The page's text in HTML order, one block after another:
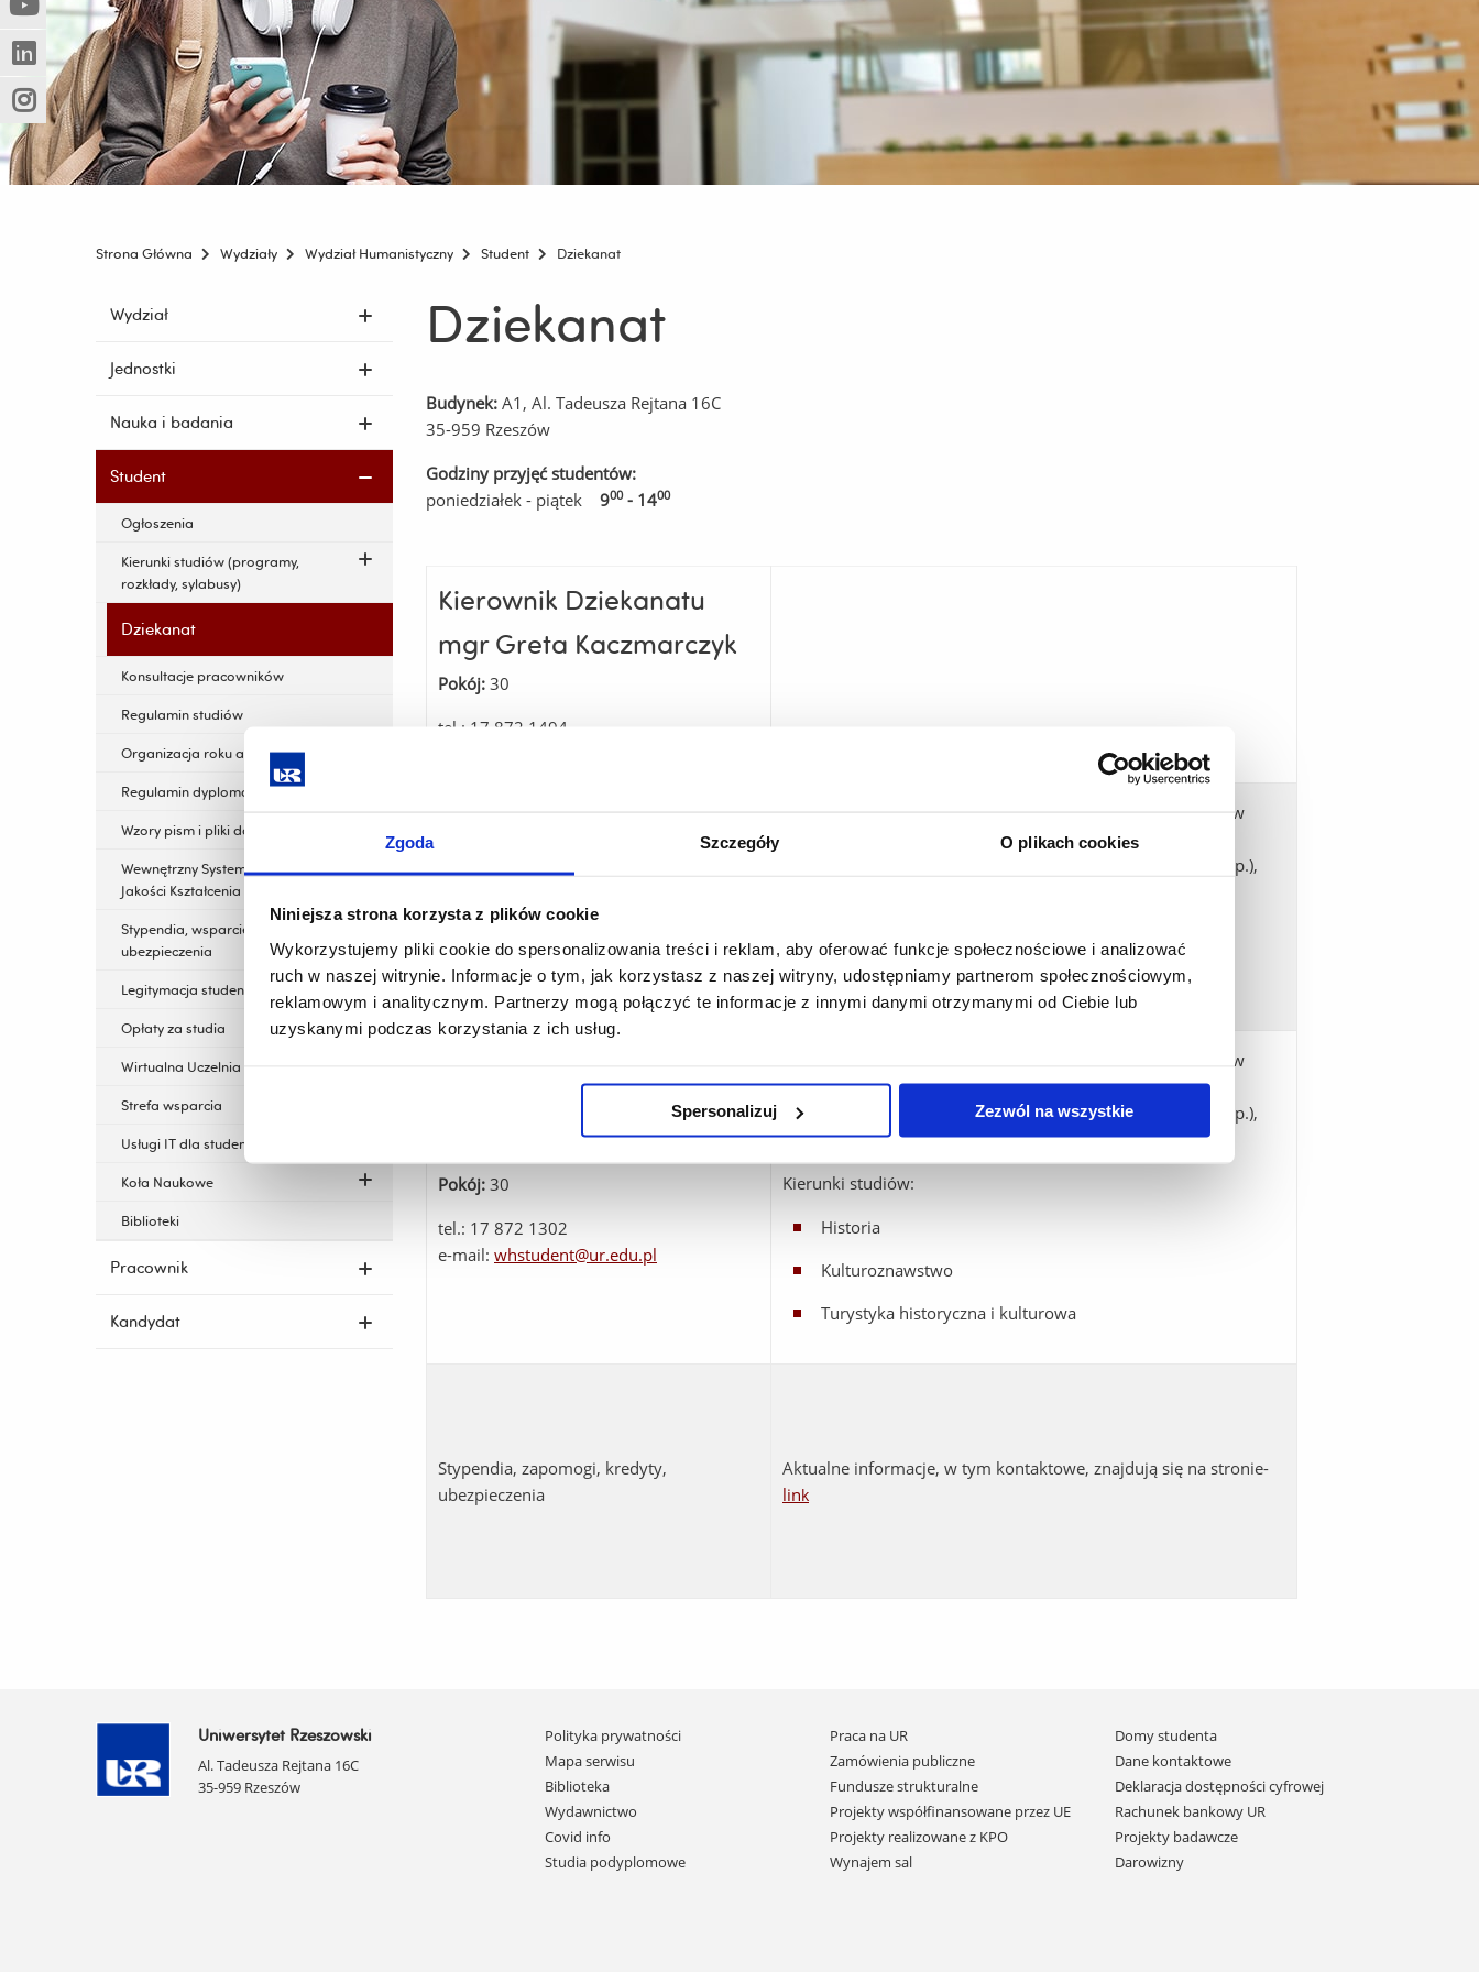
Zgoda Szczegóły O plikach cookies
Niniejsza strona korzysta z plików cookie
Wykorzystujemy pliki cookie do spersonalizowania treści i reklam, aby oferować funkcje społecznościowe i analizować
ruch w naszej witrynie. Informacje o tym, jak korzystasz z naszej witryny, udostępniamy partnerom społecznościowym,
reklamowym i analitycznym. Partnerzy mogą połączyć te informacje z innymi danymi otrzymanymi od Ciebie lub
uzyskanymi podczas korzystania z ich usług.
Spersonalizuj Zezwól na wszystkie
innej
strony)
(Nowe
okno)
(Link
do
innej
strony)
(Nowe
okno)
(Link
do
innej
strony)
(Nowe
okno)
(Link
do
innej
strony)
Strona Główna Wydziały Wydział Humanistyczny Student Dziekanat
Pomiń
i
przejdź
treści
Wydział
Jednostki
Nauka i badania
Student
Ogłoszenia
Kierunki studiów (programy,
rozkłady, sylabusy)
Dziekanat
Konsultacje pracowników
Regulamin studiów
Organizacja roku akademickiego
Regulamin dyplomowania
Wzory pism i pliki do pobrania
Wewnętrzny System Zapewnienia
Jakości Kształcenia
Stypendia, wsparcie finansowe,
ubezpieczenia
Legitymacja studencka
Opłaty za studia
Wirtualna Uczelnia
Strefa wsparcia
Usługi IT dla studentów
Koła Naukowe
Biblioteki
Pracownik
Kandydat
Dziekanat
Budynek: A1, Al. Tadeusza Rejtana 16C
35-959 Rzeszów
Godziny przyjęć studentów:
poniedziałek - piątek
900- 1400
Kierownik Dziekanatu
mgr Greta Kaczmarczyk
Pokój: 30
tel.: 17 872 1494
tel.: 17 872 1285
e-mail:
whstudent@ur.edu.pl
Sprawy związane z tokiem studiów (przyjmowanie wniosków
w sprawach dotyczących studiów, wydawanie zaświadczeń,
wydawanie i przedłużanie terminów ważności legitymacji, itp.),
Archeologia
Elżbieta Zakulec
Pokój: 30
tel.: 17 872 1302
e-mail: whstudent@ur.edu.pl
Sprawy związane z tokiem studiów (przyjmowanie wniosków
w sprawach dotyczących studiów, wydawanie zaświadczeń,
wydawanie i przedłużanie terminów ważności legitymacji, itp.),
praktyki studenckie
Kierunki studiów:
Historia
Kulturoznawstwo
Turystyka historyczna i kulturowa
Stypendia, zapomogi, kredyty,
ubezpieczenia
Aktualne informacje, w tym kontaktowe, znajdują się na stronie-
link
Uniwersytet Rzeszowski
Al. Tadeusza Rejtana 16C
35-959 Rzeszów
Pomiń
nawigację
i
przejdź
do
treści
Polityka prywatności
Mapa serwisu
Biblioteka
Wydawnictwo
Covid info
Studia podyplomowe
Praca na UR
Zamówienia publiczne
Fundusze strukturalne
Projekty współfinansowane przez UE
Projekty realizowane z KPO
Wynajem sal
Domy studenta
Dane kontaktowe
Deklaracja dostępności cyfrowej
Rachunek bankowy UR
Projekty badawcze
Darowizny